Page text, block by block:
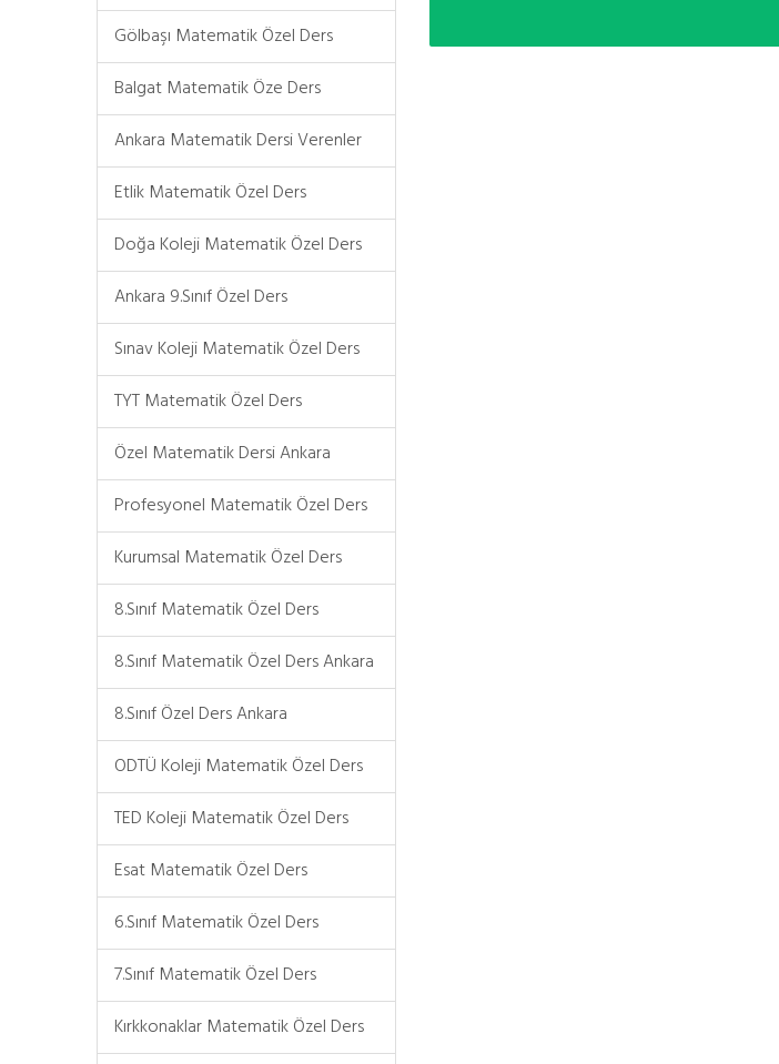
Gölbaşı Matematik Özel Ders
Balgat Matematik Öze Ders
Ankara Matematik Dersi Verenler
Etlik Matematik Özel Ders
Doğa Koleji Matematik Özel Ders
Ankara 9.Sınıf Özel Ders
Sınav Koleji Matematik Özel Ders
TYT Matematik Özel Ders
Özel Matematik Dersi Ankara
Profesyonel Matematik Özel Ders
Kurumsal Matematik Özel Ders
8.Sınıf Matematik Özel Ders
8.Sınıf Matematik Özel Ders Ankara
8.Sınıf Özel Ders Ankara
ODTÜ Koleji Matematik Özel Ders
TED Koleji Matematik Özel Ders
Esat Matematik Özel Ders
6.Sınıf Matematik Özel Ders
7.Sınıf Matematik Özel Ders
Kırkkonaklar Matematik Özel Ders